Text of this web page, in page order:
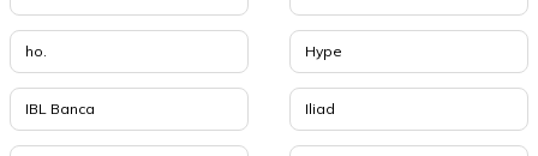
ho. Hype
IBL Banca Iliad